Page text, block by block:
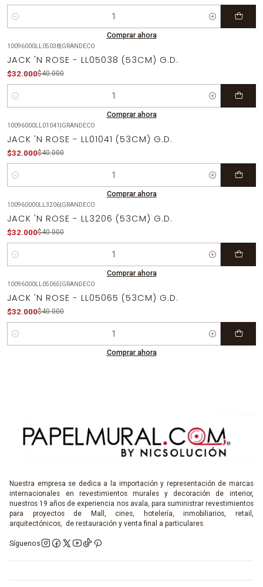
Cantidad
Comprar ahora
-20%OFF
10096000LL05038| GRANDECO
JACK 'N ROSE - LL05038 (53CM) G.D.
$32.000$40.000
Cantidad
Comprar ahora
-20%OFF
10096000LL01041 GRANDECO
JACK 'N ROSE - LL01041 (53CM) G.D.
$32.000$40.000
Cantidad
Comprar ahora
-20%OFF
100960000LL3206| GRANDECO
JACK 'N ROSE - LL3206 (53CM) G.D.
$32.000$40.000
Cantidad
Comprar ahora
-20%OFF
10096000LL05065 GRANDECO
JACK 'N ROSE - LL05065 (53CM) G.D.
$32.000$40.000
Cantidad
Comprar ahora
Nuestra empresa se dedica a la importación y representación de marcas
internacionales en revestimientos murales y decoración de interior,
nuestros 19 años de experiencia nos avala, para suministrar revestimientos
para proyectos de Mall, cines, hotelería, inmobiliarios, retail,
arquitectónicos, de restauración y venta final a particulares.
Síguenos